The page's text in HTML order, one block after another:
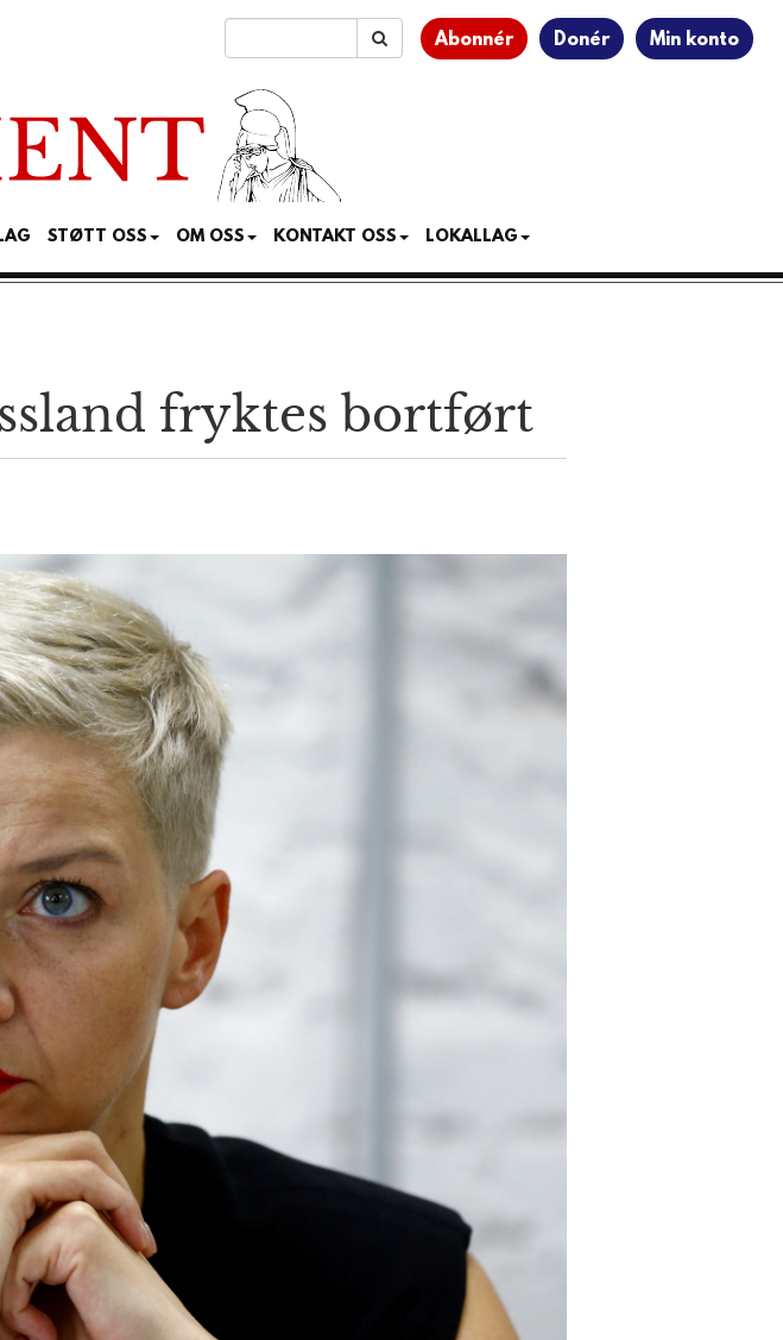
Abonnér Donér Min konto
STØTT OSS OM OSS KONTAKT OSS LOKALLAG
fryktes bortført